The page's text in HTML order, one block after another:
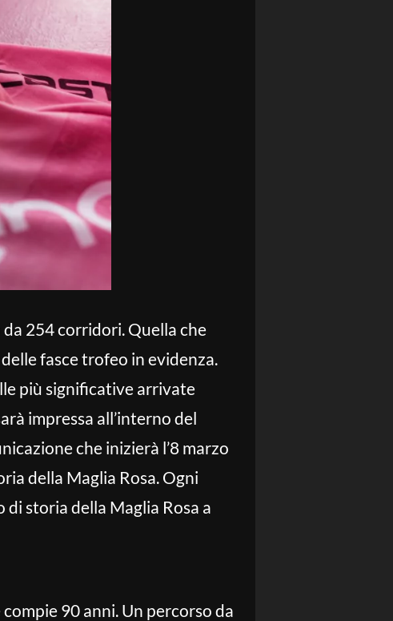
da 254 corridori. Quella che
fasce trofeo in evidenza.
più significative arrivate
impressa all’interno del
che inizierà l’8 marzo
della Maglia Rosa. Ogni
storia della Maglia Rosa a
90 anni. Un percorso da